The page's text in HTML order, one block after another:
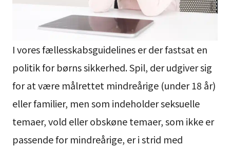
I vores fællesskabsguidelines er der fastsat en
politik for børns sikkerhed. Spil, der udgiver sig
for at være målrettet mindreårige (under 18 år)
eller familier, men som indeholder seksuelle
temaer, vold eller obskøne temaer, som ikke er
passende for mindreårige, er i strid med